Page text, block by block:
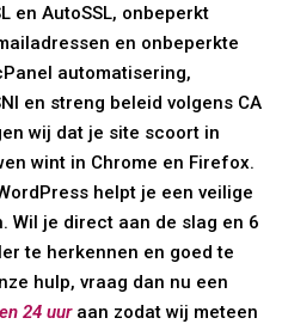
en AutoSSL, onbeperkt
en onbeperkte
automatisering,
en streng beleid volgens CA
wij dat je site scoort in
wint in Chrome en Firefox.
helpt je een veilige
Wil je direct aan de slag en 6
te herkennen en goed te
hulp, vraag dan nu een
24 uuraan zodat wij meteen